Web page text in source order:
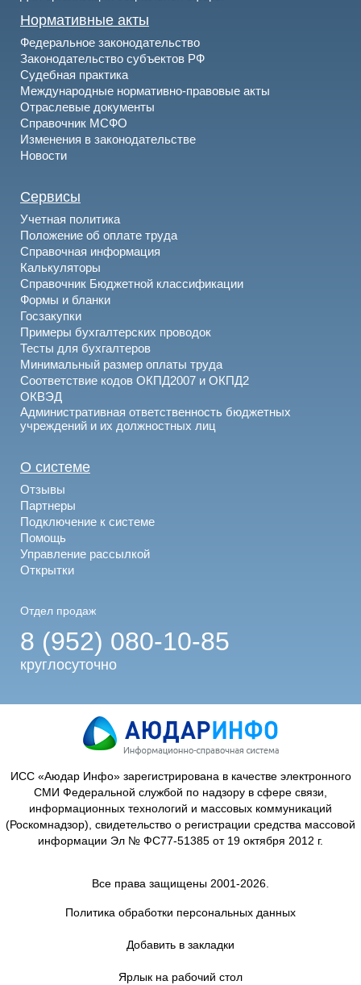
Нормативные акты
Федеральное законодательство
Законодательство субъектов РФ
Судебная практика
Международные нормативно-правовые акты
Отраслевые документы
Справочник МСФО
Изменения в законодательстве
Новости
Сервисы
Учетная политика
Положение об оплате труда
Справочная информация
Калькуляторы
Справочник Бюджетной классификации
Формы и бланки
Госзакупки
Примеры бухгалтерских проводок
Тесты для бухгалтеров
Минимальный размер оплаты труда
Соответствие кодов ОКПД2007 и ОКПД2
ОКВЭД
Административная ответственность бюджетных
учреждений и их должностных лиц
О системе
Отзывы
Партнеры
Подключение к системе
Помощь
Управление рассылкой
Открытки
Отдел продаж
8 (952) 080-10-85
круглосуточно
ИСС «Аюдар Инфо» зарегистрирована в качестве электронного
СМИ Федеральной службой по надзору в сфере связи,
информационных технологий и массовых коммуникаций
(Роскомнадзор), свидетельство о регистрации средства массовой
информации Эл № ФС77-51385 от 19 октября 2012 г.
Все права защищены 2001-2026.
Политика обработки персональных данных
Добавить в закладки
Ярлык на рабочий стол